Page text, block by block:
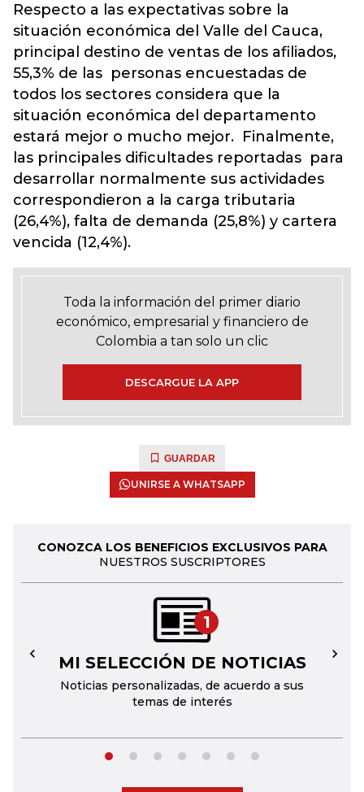
Respecto a las expectativas sobre la
situación económica del Valle del Cauca,
principal destino de ventas de los afiliados,
55,3% de las personas encuestadas de
todos los sectores considera que la
situación económica del departamento
estará mejor o mucho mejor. Finalmente,
las principales dificultades reportadas para
desarrollar normalmente sus actividades
correspondieron a la carga tributaria
(26,4%), falta de demanda (25,8%) y cartera
vencida (12,4%).
Toda la información del primer diario
económico, empresarial y financiero de
Colombia a tan solo un clic
DESCARGUE LA APP
GUARDAR
UNIRSE A WHATSAPP
CONOZCA LOS BENEFICIOS EXCLUSIVOS PARA
NUESTROS SUSCRIPTORES
1
MI SELECCIÓN DE NOTICIAS
Noticias personalizadas, de acuerdo a sus
temas de interés
← →